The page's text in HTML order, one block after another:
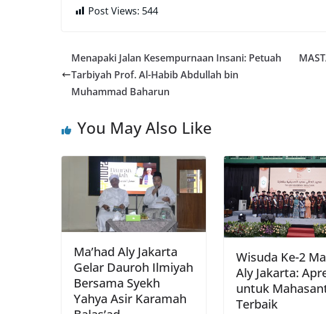
Post Views: 544
Menapaki Jalan Kesempurnaan Insani: Petuah
Tarbiyah Prof. Al-Habib Abdullah bin
Muhammad Baharun
You May Also Like
Ma’had Aly Jakarta
Gelar Dauroh Ilmiyah
Bersama Syekh
Yahya Asir Karamah
Wisuda Ke-2
Aly Jakarta:
untuk
Terbaik